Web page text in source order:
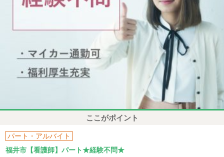
ここがポイント
パート・アルバイト
福井市【看護師】パート★経験不問★